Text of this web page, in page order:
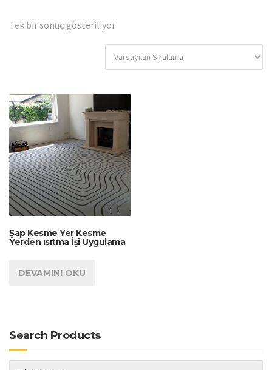
Tek bir sonuç gösteriliyor
Şap Kesme Yer Kesme
Yerden ısıtma İşi Uygulama
DEVAMINI OKU
Search Products